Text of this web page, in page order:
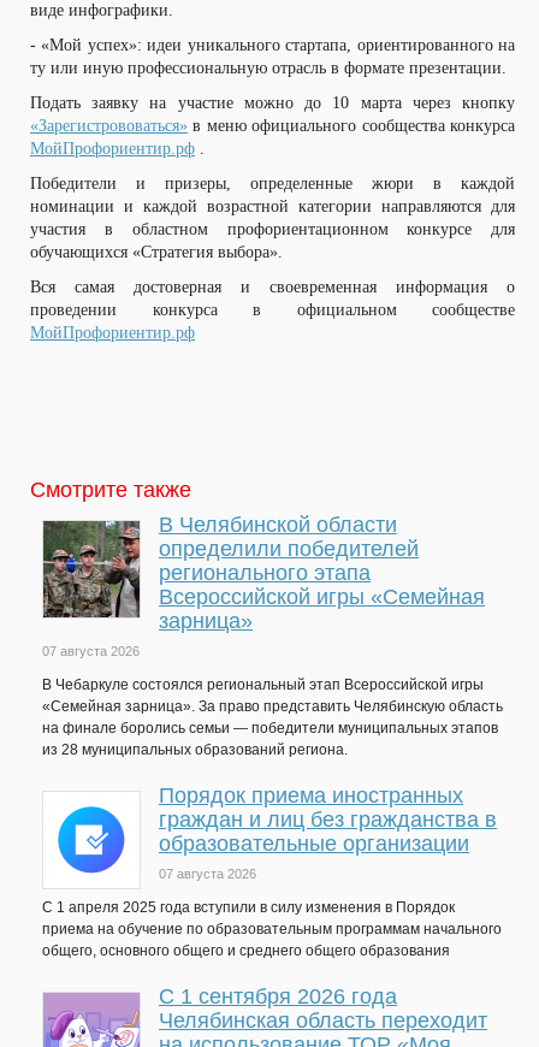
виде инфографики.
- «Мой успех»: идеи уникального стартапа, ориентированного на
ту или иную профессиональную отрасль в формате презентации.
Подать заявку на участие можно до 10 марта через кнопку
«Зарегистрововаться» в меню официального сообщества конкурса
МойПрофориентир.рф .
Победители и призеры, определенные жюри в каждой
номинации и каждой возрастной категории направляются для
участия в областном профориентационном конкурсе для
обучающихся «Стратегия выбора».
Вся самая достоверная и своевременная информация о
проведении конкурса в официальном сообществе
МойПрофориентир.рф
Смотрите также
В Челябинской области
определили победителей
регионального этапа
Всероссийской игры «Семейная
зарница»
07 августа 2026
В Чебаркуле состоялся региональный этап Всероссийской игры
«Семейная зарница». За право представить Челябинскую область
на финале боролись семьи — победители муниципальных этапов
из 28 муниципальных образований региона.
Порядок приема иностранных
граждан и лиц без гражданства в
образовательные организации
07 августа 2026
С 1 апреля 2025 года вступили в силу изменения в Порядок
приема на обучение по образовательным программам начального
общего, основного общего и среднего общего образования
С 1 сентября 2026 года
Челябинская область переходит